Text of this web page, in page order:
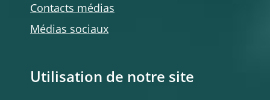
Contacts médias
Médias sociaux
Utilisation de notre site